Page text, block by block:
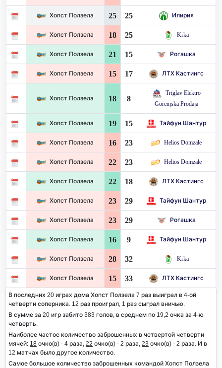
Хопст Ползела 25 25 Илирия
Хопст Ползела 18 25 Krka
Хопст Ползела 21 15 Рогашка
Хопст Ползела 15 17 ЛТХ Кастингс
Хопст Ползела 18 8
Triglav Elektro
Gorenjska Prodaja
Хопст Ползела 19 15 Тайфун Шантур
Хопст Ползела 16 23 Helios Domzale
Хопст Ползела 22 23 Helios Domzale
Хопст Ползела 22 18 ЛТХ Кастингс
Хопст Ползела 23 29 Тайфун Шантур
Хопст Ползела 23 29 Рогашка
Хопст Ползела 16 9 Тайфун Шантур
Хопст Ползела 28 32 Krka
Хопст Ползела 15 33 ЛТХ Кастингс
В последних 20 играх дома Хопст Ползела 7 раз выиграл в 4-ой
четверти соперника. 12 раз проиграл, 1 раз сыграл вничью.
В сумме за 20 игр забито 383 голов, в среднем по 19,2 очка за 4-ю
четверть.
Наиболее частое количество заброшенных в четвертой четверти
мячей: 18 очко(в) - 4 раза, 22 очко(в) - 2 раза, 23 очко(в) - 2 раза. И в
12 матчах было другое количество.
Самое большое количество заброшенных командой Хопст Ползела